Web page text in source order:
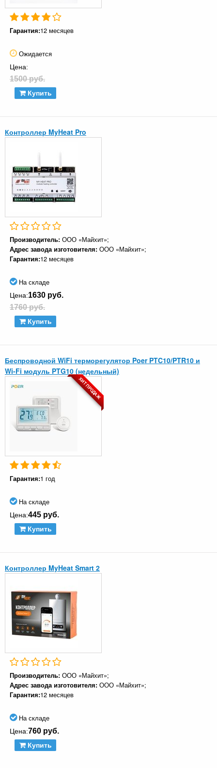
Гарантия:12 месяцев
Ожидается
Цена:
1500 руб.
Купить
Контроллер MyHeat Pro
Производитель: ООО «Майхит»;
Адрес завода изготовителя: ООО «Майхит»;
Гарантия:12 месяцев
На складе
Цена:1630 руб.
1760 руб.
Купить
Беспроводной WiFi терморегулятор Poer PTC10/PTR10 и
Wi-Fi модуль PTG10 (недельный)
ХИТ ПРОДАЖ
Гарантия:1 год
На складе
Цена:445 руб.
Купить
Контроллер MyHeat Smart 2
Производитель: ООО «Майхит»;
Адрес завода изготовителя: ООО «Майхит»;
Гарантия:12 месяцев
На складе
Цена:760 руб.
Купить